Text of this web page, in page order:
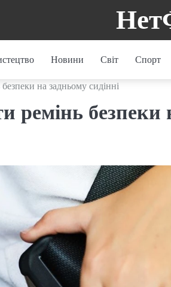
Новини Світ Спорт
на задньому сидінні
ремінь безпеки